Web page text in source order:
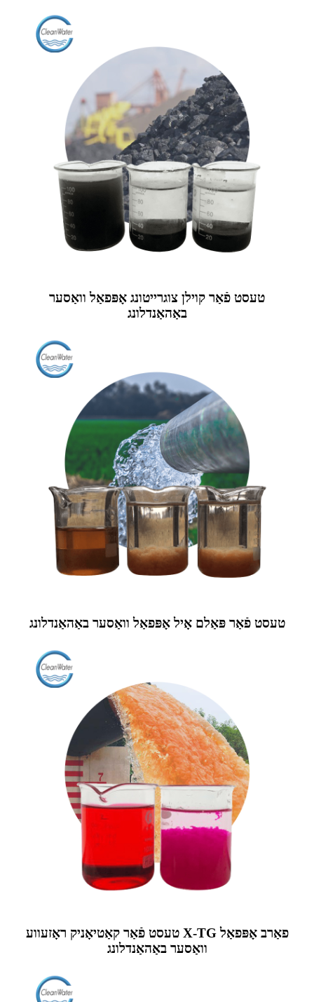
טעסט פֿאַר קוילן צוגרייטונג אָפּפאַל וואַסער
באַהאַנדלונג
טעסט פֿאַר פּאַלם אָיל אָפּפאַל וואַסער באַהאַנדלונג
טעסט פֿאַר קאַטיאָניק ראָזעווע X-TG פאַרב אָפּפאַל
וואַסער באַהאַנדלונג